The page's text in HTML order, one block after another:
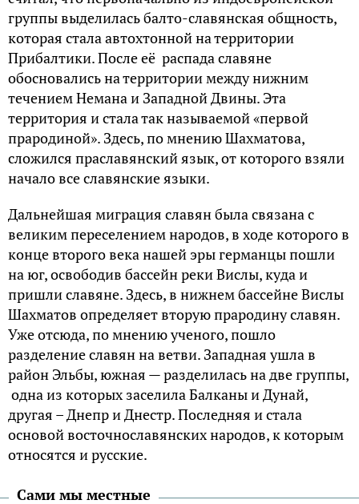
группы выделилась балто-славянская общность,
которая стала автохтонной на территории
Прибалтики. После её распада славяне
обосновались на территории между нижним
течением Немана и Западной Двины. Эта
территория и стала так называемой «первой
прародиной». Здесь, по мнению Шахматова,
сложился праславянский язык, от которого взяли
начало все славянские языки.
Дальнейшая миграция славян была связана с
великим переселением народов, в ходе которого в
конце второго века нашей эры германцы пошли
на юг, освободив бассейн реки Вислы, куда и
пришли славяне. Здесь, в нижнем бассейне Вислы
Шахматов определяет вторую прародину славян.
Уже отсюда, по мнению ученого, пошло
разделение славян на ветви. Западная ушла в
район Эльбы, южная — разделилась на две группы,
одна из которых заселила Балканы и Дунай,
другая – Днепр и Днестр. Последняя и стала
основой восточнославянских народов, к которым
относятся и русские.
Сами мы местные